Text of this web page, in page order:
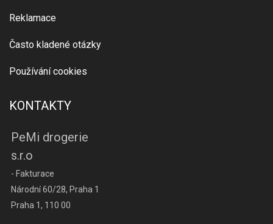
Reklamace
Často kladené otázky
Používání cookies
KONTAKTY
PeMi drogerie
s.r.o
- Fakturace
Národní 60/28, Praha 1
Praha 1, 110 00